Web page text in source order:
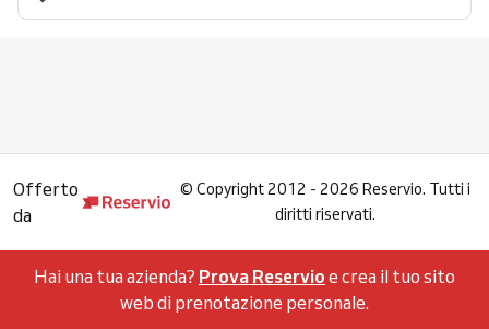
Offerto
da
© Copyright 2012 - 2026 Reservio. Tutti i
diritti riservati.
Hai una tua azienda? Prova Reservio e crea il tuo sito
web di prenotazione personale.